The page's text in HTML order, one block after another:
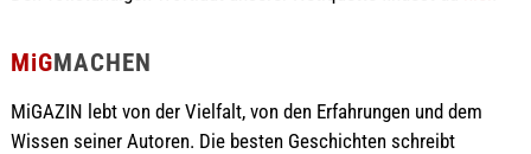
MiGMACHEN
MiGAZIN lebt von der Vielfalt, von den Erfahrungen und dem
Wissen seiner Autoren. Die besten Geschichten schreibt